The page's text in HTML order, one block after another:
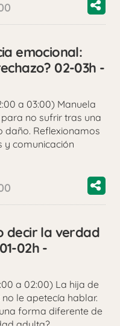
emocional:
02-03h -
a 03:00) Manuela
no sufrir tras una
daño. Reflexionamos
y comunicación
decir la verdad
02h -
a 02:00) La hija de
le apetecía hablar.
forma diferente de